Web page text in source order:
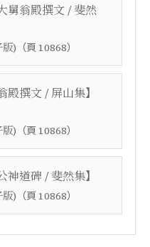
舅翁殿撰文 / 斐然
) （頁 10868）
殿撰文 / 屏山集】
) （頁 10868）
神道碑 / 斐然集】
) （頁 10868）